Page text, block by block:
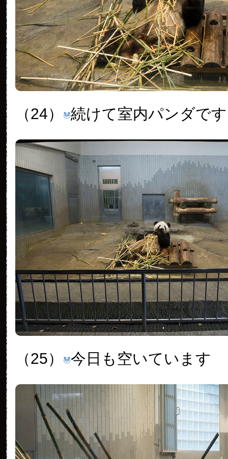
（24） 続けて室内パンダです
（25） 今日も空いています